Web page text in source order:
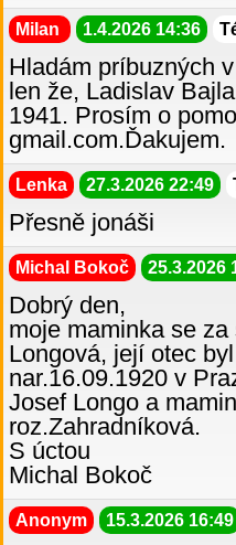
Milan 1.4.2026 14:36
Hladám príbuzných
len že, Ladislav
1941. Prosím o
gmail.com.Ďakujem.
Lenka 27.3.2026 22:49
Přesně jonáši
Michal Bokoč 25.3.2026
Dobrý den,
moje maminka se
Longová, její otec
nar.16.09.1920 v
Josef Longo a
roz.Zahradníková.
S úctou
Michal Bokoč
Anonym 15.3.2026 16:49